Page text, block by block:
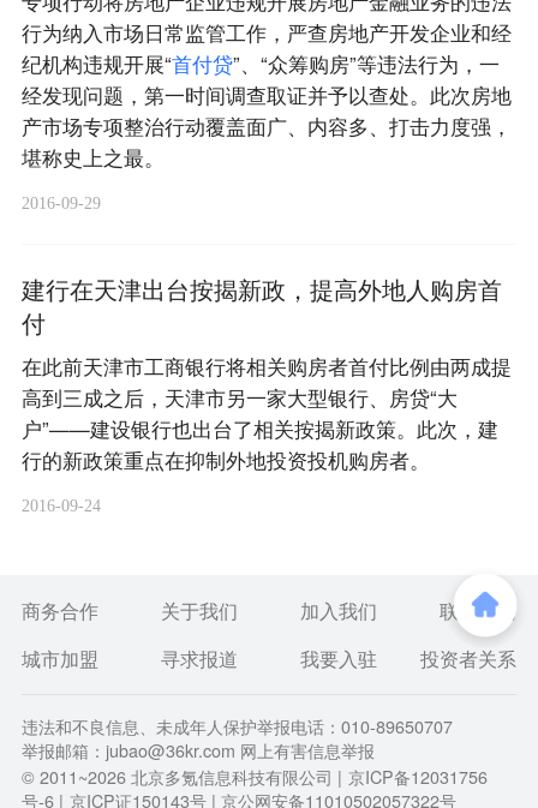
行为纳入市场日常监管工作，严查房地产开发企业和经
纪机构违规开展“首付贷”、“众筹购房”等违法行为，一
经发现问题，第一时间调查取证并予以查处。此次房地
产市场专项整治行动覆盖面广、内容多、打击力度强，
堪称史上之最。
2016-09-29
建行在天津出台按揭新政，提高外地人购房首
付
在此前天津市工商银行将相关购房者首付比例由两成提
高到三成之后，天津市另一家大型银行、房贷“大
户”——建设银行也出台了相关按揭新政策。此次，建
行的新政策重点在抑制外地投资投机购房者。
2016-09-24
商务合作 关于我们 加入我们
联系我们
城市加盟
寻求报道 我要入驻 投资者关系
违法和不良信息、未成年人保护举报电话：010-89650707
举报邮箱：jubao@36kr.com 网上有害信息举报
© 2011~2026北京多氪信息科技有限公司 | 京ICP备12031756
号-6 | 京ICP证150143号 | 京公网安备11010502057322号